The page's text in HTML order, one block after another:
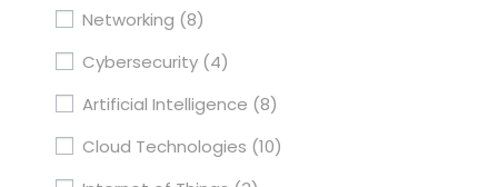
Networking (8)
Cybersecurity (4)
Artificial Intelligence (8)
Cloud Technologies (10)